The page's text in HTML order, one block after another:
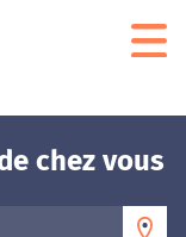
chez vous